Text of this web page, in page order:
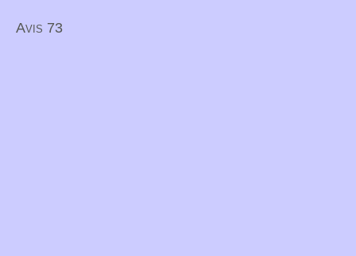
Avis 73